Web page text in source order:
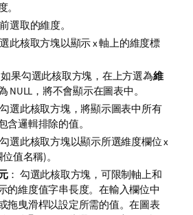
選取的維度。
選此核取方塊以顯示 x 軸上的維度標
果勾選此核取方塊，在上方選為維
NULL，將不會顯示在圖表中。
選此核取方塊，將顯示圖表中所有
含邏輯排除的值。
選此核取方塊以顯示所選維度欄位 x
值名稱)。
： 勾選此核取方塊，可限制軸上和
的維度值字串長度。在輸入欄位中
拖曳滑桿以設定所需的值。在圖表